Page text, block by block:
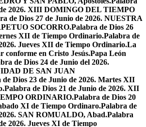
2026. XIII DOMINGO DEL TIEMPO
de Dios 27 de Junio de 2026. NUESTRA
SOCORRO.Palabra de Dios 26
XII de Tiempo Ordinario.Palabra de
Jueves XII de Tiempo Ordinario.La
conforme en Cristo Jesús.Papa León
de Dios 24 de Junio del 2026.
DE SAN JUAN
de Dios 23 de Junio de 2026. Martes XII
Palabra de Dios 21 de Junio de 2026. XII
ORDINARIO.Palabra de Dios 20
XI de Tiempo Ordinaro.Palabra de
SAN ROMUALDO, Abad.Palabra
2026. Jueves XI de Tiempo